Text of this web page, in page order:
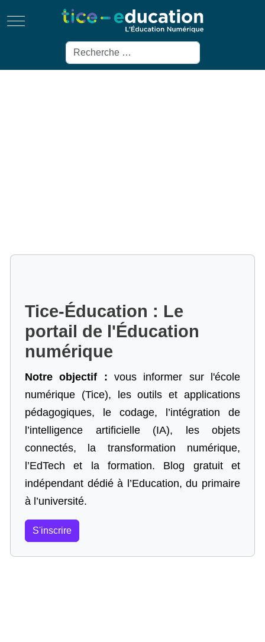
Mobile Menu Toggle
Rechercher
Tice-Éducation : Le
portail de l'Éducation
numérique
Notre objectif : vous informer sur l'école
numérique (Tice), les outils et applications
pédagogiques, le codage,
l’intégration de
l’intelligence artificielle (IA), les objets
connectés, la transformation numérique,
l’EdTech et la formation. Blog gratuit et
indépendant dédié à l’Education, du primaire
à l’université.
S'inscrire